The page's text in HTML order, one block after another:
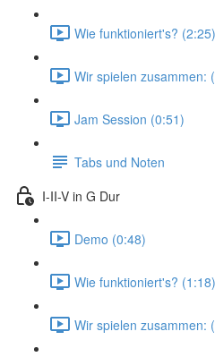
Wie funktioniert's? (2:25)
Wir spielen zusammen:
Jam Session (0:51)
Tabs und Noten
I-II-V in G Dur
Demo (0:48)
Wie funktioniert's? (1:18)
Wir spielen zusammen: